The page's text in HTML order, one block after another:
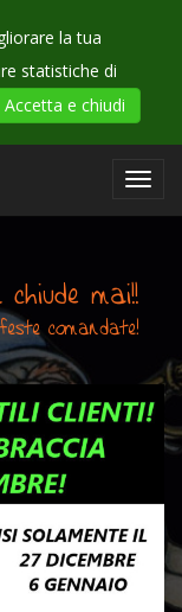
la tua
statistiche di
Accetta e chiudi
mai!!
comandate!